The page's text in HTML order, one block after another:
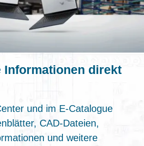
Informationen direkt
und im E-Catalogue
CAD-Dateien,
und weitere